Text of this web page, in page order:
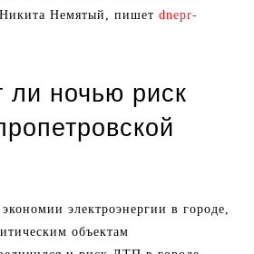
Немятый, пишет dnepr-
ли ночью риск
электроэнергии в городе,
объектам